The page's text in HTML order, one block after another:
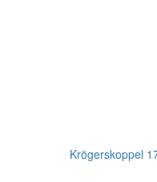
Krögerskoppel